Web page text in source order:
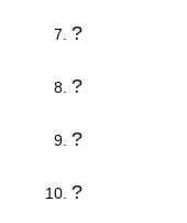
?
?
?
?